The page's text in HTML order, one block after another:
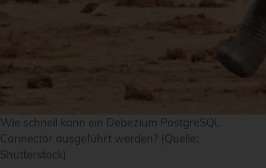
Wie schnell kann ein Debezium PostgreSQL
Connector ausgeführt werden? (Quelle:
Shutterstock)